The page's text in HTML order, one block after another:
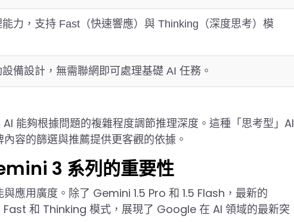
力，支持 Fast（快速響應）與 Thinking（深度思考）模
備設計，無需聯網即可處理基礎 AI 任務。
能夠根據問題的複雜程度調節推理深度。這種「思考型」AI
容的篩選與推薦提供更客觀的依據。
3 系列的重要性
應用廣度。除了 Gemini 1.5 Pro 和 1.5 Flash，最新的
和 Thinking 模式，展現了 Google 在 AI 領域的最新突